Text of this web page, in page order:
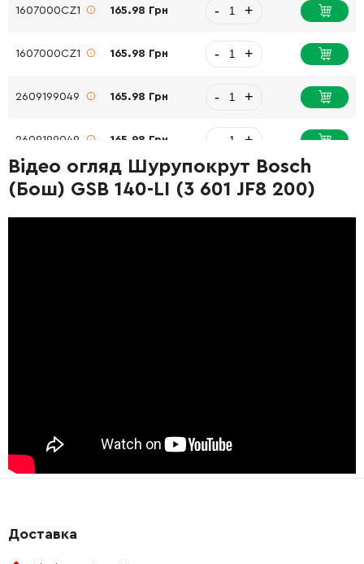
1607000CZ1 165.98 Грн - +
1607000CZ1 165.98 Грн - +
2609199049 165.98 Грн - +
2609199049 165.98 Грн +
Відео огляд Шурупокрут Bosch
(Бош) GSB 140-LI (3 601 JF8 200)
Доставка